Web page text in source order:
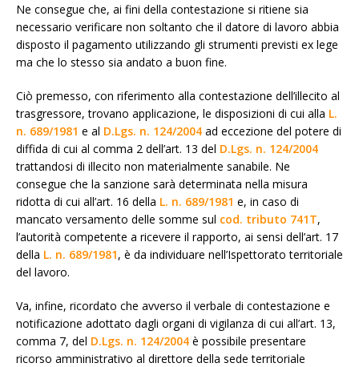
Ne consegue che, ai fini della contestazione si ritiene sia
necessario verificare non soltanto che il datore di lavoro abbia
disposto il pagamento utilizzando gli strumenti previsti ex lege
ma che lo stesso sia andato a buon fine.
Ciò premesso, con riferimento alla contestazione dell’illecito al
trasgressore, trovano applicazione, le disposizioni di cui alla L.
n. 689/1981 e al D.Lgs. n. 124/2004 ad eccezione del potere di
diffida di cui al comma 2 dell’art. 13 del D.Lgs. n. 124/2004
trattandosi di illecito non materialmente sanabile. Ne
consegue che la sanzione sarà determinata nella misura
ridotta di cui all’art. 16 della L. n. 689/1981 e, in caso di
mancato versamento delle somme sul cod. tributo 741T,
l’autorità competente a ricevere il rapporto, ai sensi dell’art. 17
della L. n. 689/1981, è da individuare nell’Ispettorato territoriale
del lavoro.
Va, infine, ricordato che avverso il verbale di contestazione e
notificazione adottato dagli organi di vigilanza di cui all’art. 13,
comma 7, del D.Lgs. n. 124/2004 è possibile presentare
ricorso amministrativo al direttore della sede territoriale